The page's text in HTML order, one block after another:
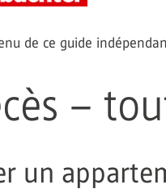
de ce guide
–
un